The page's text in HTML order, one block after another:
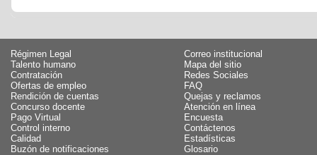
Régimen Legal
Talento humano
Contratación
Ofertas de empleo
Rendición de cuentas
Concurso docente
Pago Virtual
Control interno
Calidad
Buzón de notificaciones
Correo institucional
Mapa del sitio
Redes Sociales
FAQ
Quejas y reclamos
Atención en línea
Encuesta
Contáctenos
Estadísticas
Glosario